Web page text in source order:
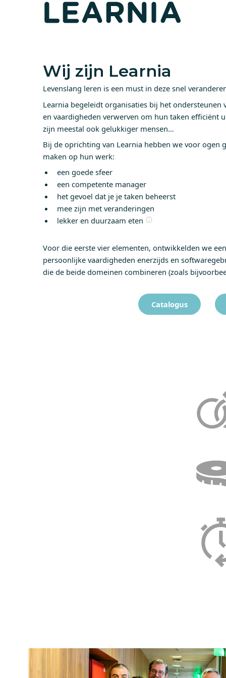
Wij zijn Learnia
Levenslang leren is een must in deze snel
Learnia begeleidt organisaties bij het ondersteunen
en vaardigheden verwerven om hun taken efficiënt
zijn meestal ook gelukkiger mensen…
Bij de oprichting van Learnia hebben we voor ogen
maken op hun werk:
een goede sfeer
een competente manager
het gevoel dat je je taken beheerst
mee zijn met veranderingen
lekker en duurzaam eten
Voor die eerste vier elementen, ontwikkelden we
persoonlijke vaardigheden enerzijds en
die de beide domeinen combineren (zoals
Catalogus